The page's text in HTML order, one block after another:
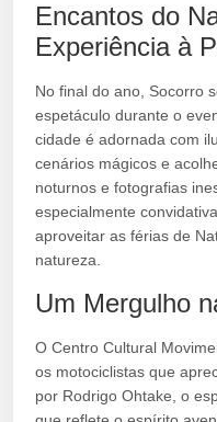
Encantos do
Experiência à
No final do ano, Socorro
espetáculo durante o
cidade é adornada com
cenários mágicos e
noturnos e fotografias
especialmente
aproveitar as férias de
natureza.
Um Mergulho
O Centro Cultural
os motociclistas que
por Rodrigo Ohtake, o